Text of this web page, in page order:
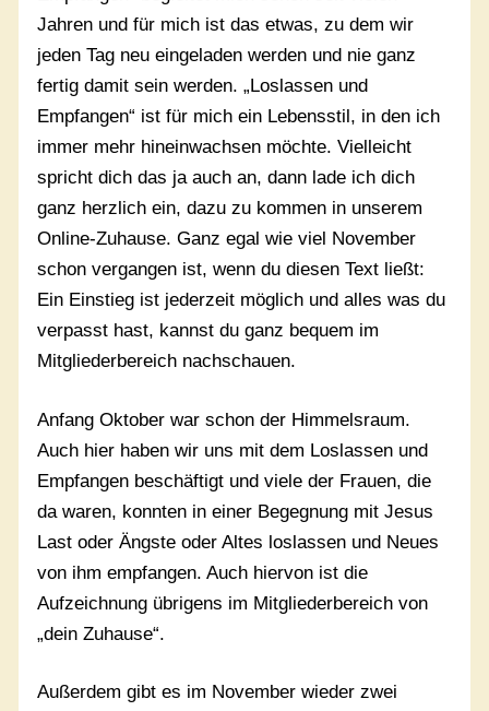
Jahren und für mich ist das etwas, zu dem wir
jeden Tag neu eingeladen werden und nie ganz
fertig damit sein werden. „Loslassen und
Empfangen“ ist für mich ein Lebensstil, in den ich
immer mehr hineinwachsen möchte. Vielleicht
spricht dich das ja auch an, dann lade ich dich
ganz herzlich ein, dazu zu kommen in unserem
Online-Zuhause. Ganz egal wie viel November
schon vergangen ist, wenn du diesen Text ließt:
Ein Einstieg ist jederzeit möglich und alles was du
verpasst hast, kannst du ganz bequem im
Mitgliederbereich nachschauen.
Anfang Oktober war schon der Himmelsraum.
Auch hier haben wir uns mit dem Loslassen und
Empfangen beschäftigt und viele der Frauen, die
da waren, konnten in einer Begegnung mit Jesus
Last oder Ängste oder Altes loslassen und Neues
von ihm empfangen. Auch hiervon ist die
Aufzeichnung übrigens im Mitgliederbereich von
„dein Zuhause“.
Außerdem gibt es im November wieder zwei